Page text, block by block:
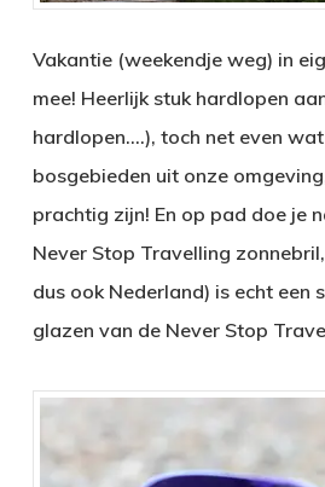
Vakantie (weekendje weg) in
mee! Heerlijk stuk hardlopen
hardlopen….), toch net even
bosgebieden uit onze
prachtig zijn! En op pad doe je
Never Stop Travelling
dus ook Nederland) is echt een
glazen van de Never Stop